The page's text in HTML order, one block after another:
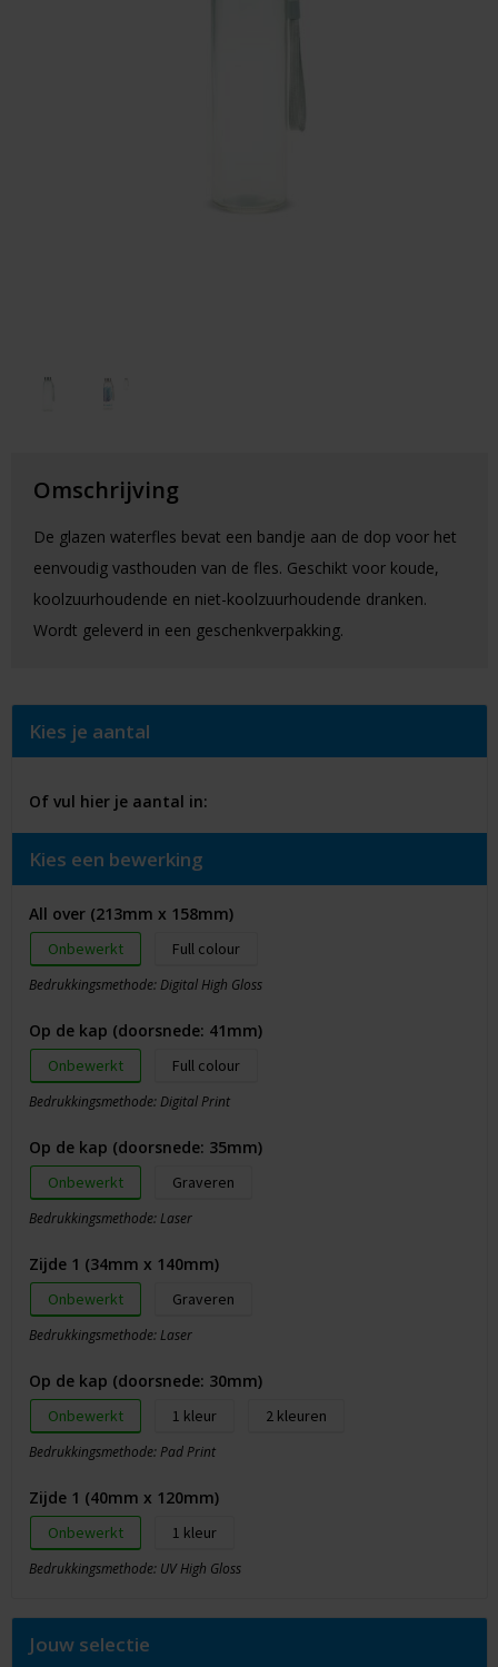
Omschrijving
De glazen waterfles bevat een bandje aan de dop voor het
eenvoudig vasthouden van de fles. Geschikt voor koude,
koolzuurhoudende en niet-koolzuurhoudende dranken.
Wordt geleverd in een geschenkverpakking.
Kies je aantal
Of vul hier je aantal in:
Kies een bewerking
All over (213mm x 158mm)
Onbewerkt Full colour
Bedrukkingsmethode: Digital High Gloss
Op de kap (doorsnede: 41mm)
Onbewerkt Full colour
Bedrukkingsmethode: Digital Print
Op de kap (doorsnede: 35mm)
Onbewerkt Graveren
Bedrukkingsmethode: Laser
Zijde 1 (34mm x 140mm)
Onbewerkt Graveren
Bedrukkingsmethode: Laser
Op de kap (doorsnede: 30mm)
Onbewerkt 1 2
Bedrukkingsmethode: Pad Print
Zijde 1 (40mm x 120mm)
Onbewerkt 1
Bedrukkingsmethode: UV High Gloss
Jouw selectie